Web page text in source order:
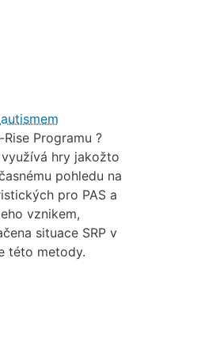
autismem
Programu ?
hry jakožto
pohledu na
pro PAS a
vznikem,
situace SRP v
této metody.